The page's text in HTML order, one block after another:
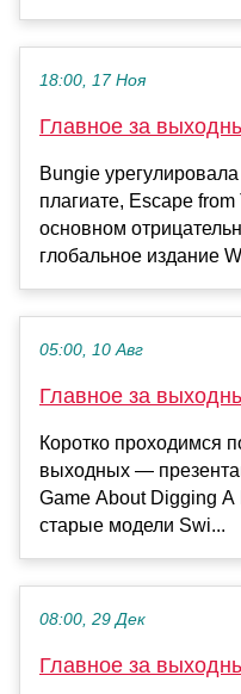
18:00, 17 Ноя
Главное за
Bungie
плагиате, Escape
основном
глобальное издание
05:00, 10 Авг
Главное за
Коротко проходимся
выходных —
Game About Digging
старые модели Swi...
08:00, 29 Дек
Главное за